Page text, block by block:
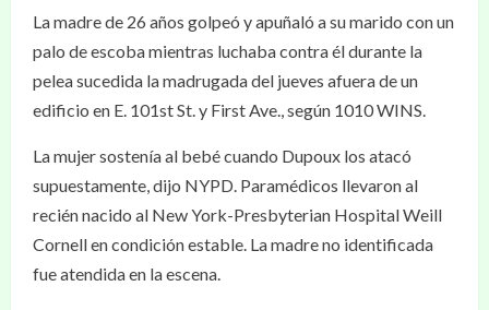
La madre de 26 años golpeó y apuñaló a su marido con un
palo de escoba mientras luchaba contra él durante la
pelea sucedida la madrugada del jueves afuera de un
edificio en E. 101st St. y First Ave., según 1010 WINS.
La mujer sostenía al bebé cuando Dupoux los atacó
supuestamente, dijo NYPD. Paramédicos llevaron al
recién nacido al New York-Presbyterian Hospital Weill
Cornell en condición estable. La madre no identificada
fue atendida en la escena.